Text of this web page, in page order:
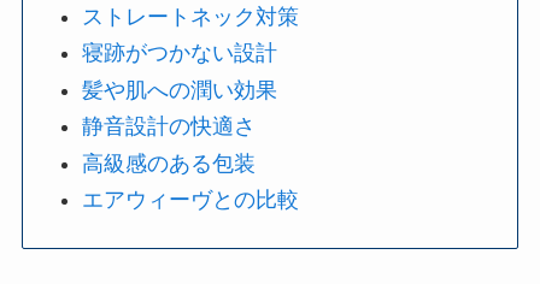
ストレートネック対策
寝跡がつかない設計
髪や肌への潤い効果
静音設計の快適さ
高級感のある包装
エアウィーヴとの比較